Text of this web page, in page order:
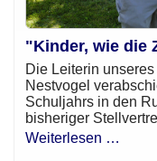
"Kinder, wie die
Die Leiterin
Nestvogel
Schuljahrs in den
bisheriger
Weiterlesen …